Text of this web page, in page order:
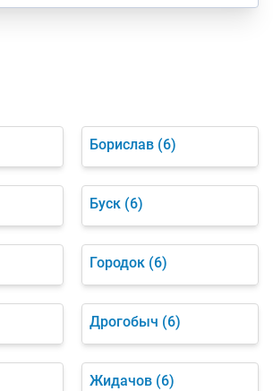
Борислав (6)
Буск (6)
Городок (6)
Дрогобыч (6)
Жидачов (6)